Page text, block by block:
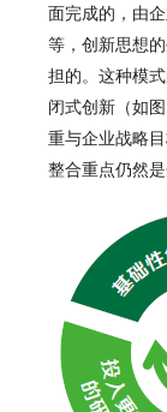
面完成的，由
等，创新思想
担的。这种模
闭式创新（如
重与企业战略
整合重点仍然是